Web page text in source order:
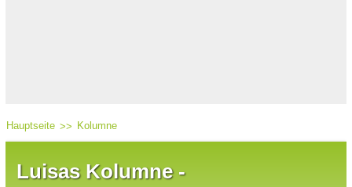
Hauptseite Kolumne
Luisas Kolumne -